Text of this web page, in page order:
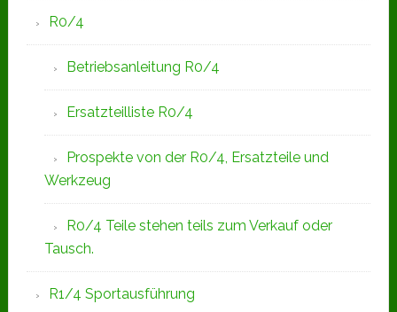
R0/4
Betriebsanleitung R0/4
Ersatzteilliste R0/4
Prospekte von der R0/4, Ersatzteile und
Werkzeug
R0/4 Teile stehen teils zum Verkauf oder
Tausch.
R1/4 Sportausführung